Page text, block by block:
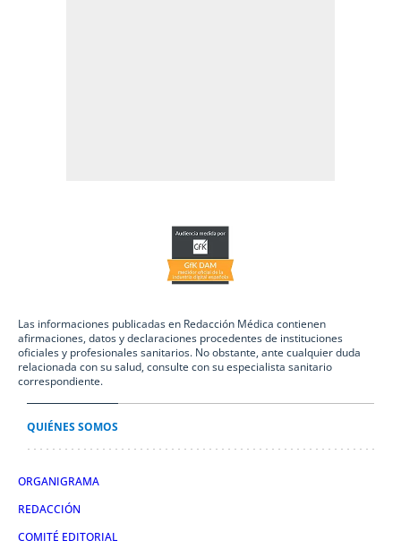
Las informaciones publicadas en Redacción Médica contienen
afirmaciones, datos y declaraciones procedentes de instituciones
oficiales y profesionales sanitarios. No obstante, ante cualquier duda
relacionada con su salud, consulte con su especialista sanitario
correspondiente.
QUIÉNES SOMOS
ORGANIGRAMA
REDACCIÓN
COMITÉ EDITORIAL